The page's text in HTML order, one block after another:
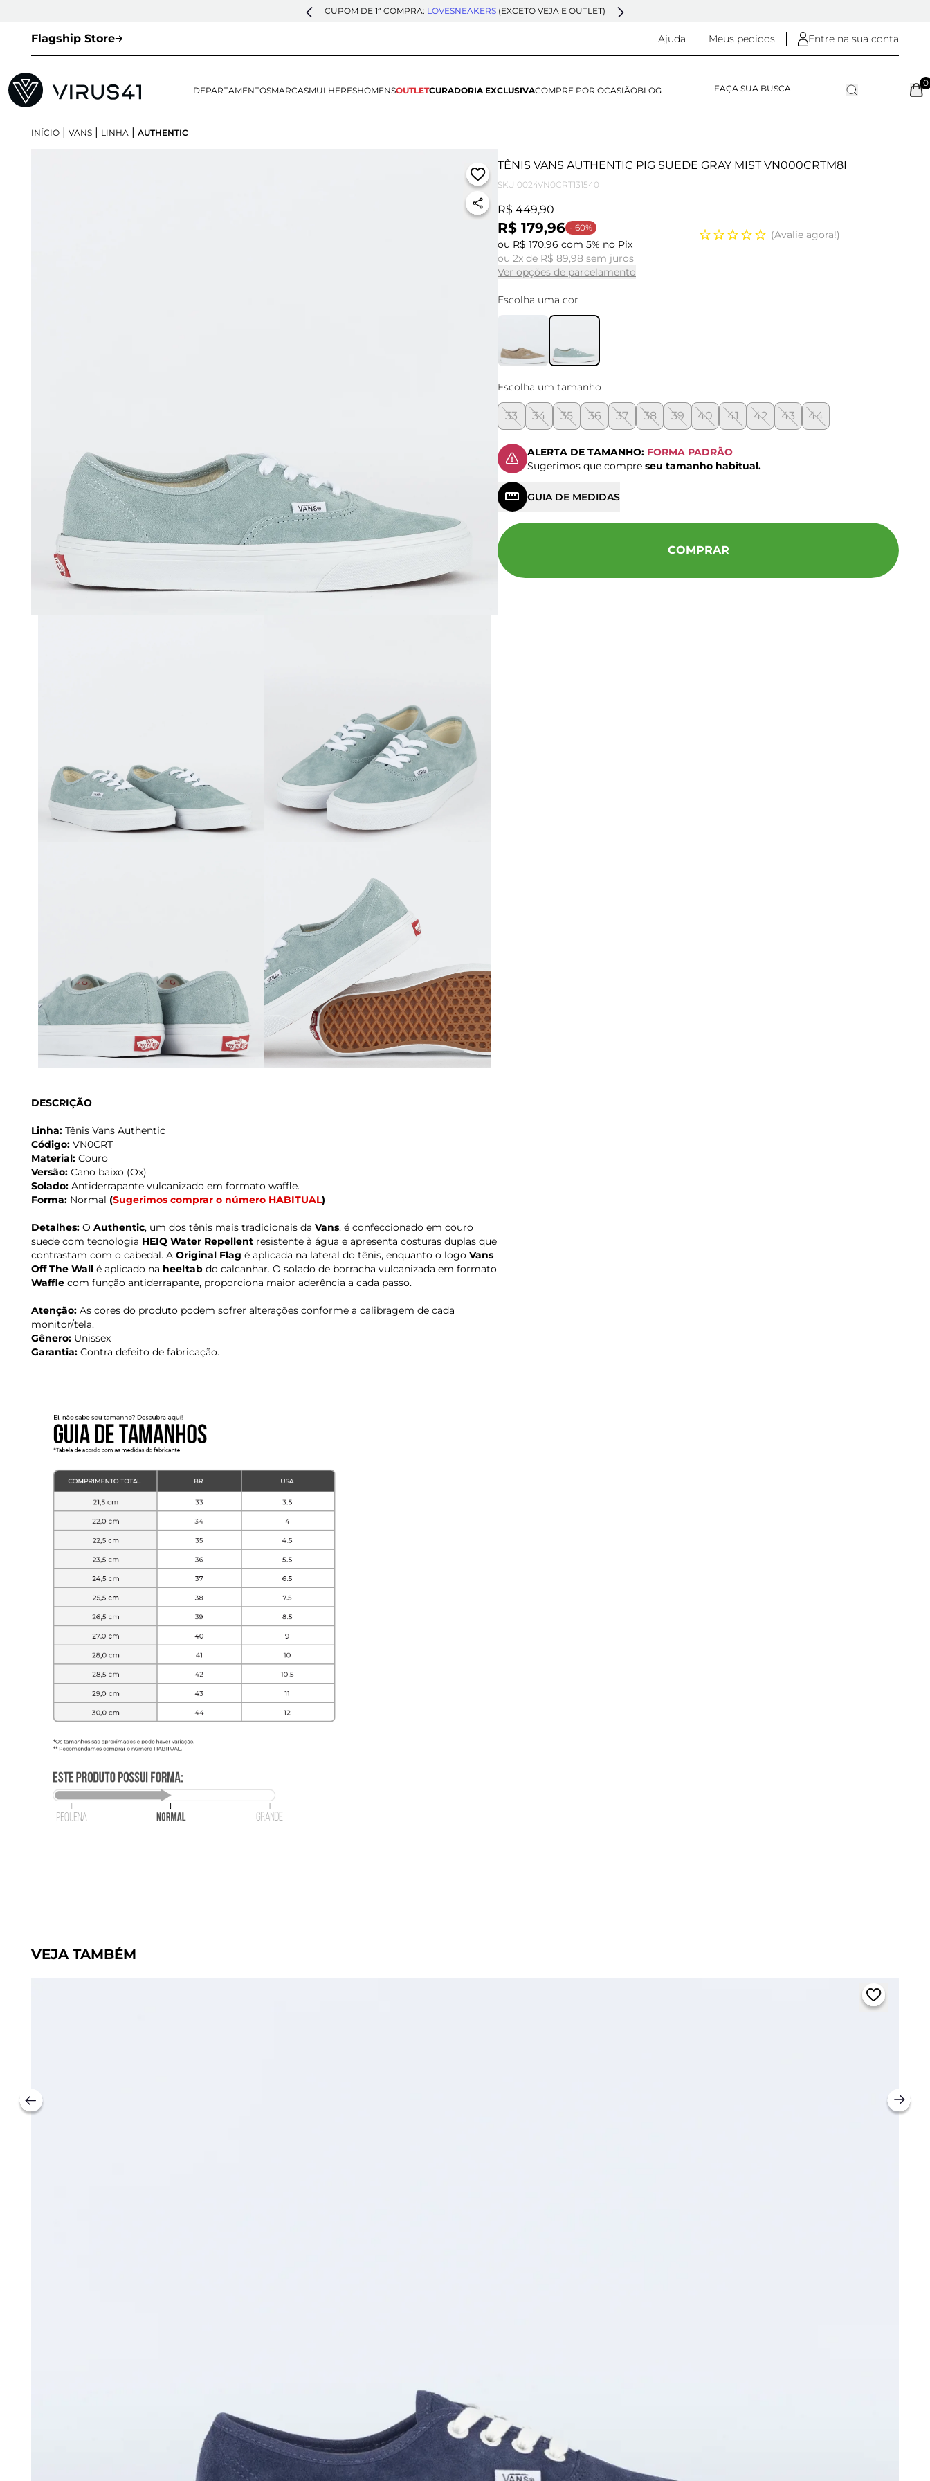
CUPOM DE 1ª COMPRA: LOVESNEAKERS (EXCETO VEJA E OUTLET)
Flagship Store Ajuda Meus pedidos Entre na sua conta
DEPARTAMENTOSMARCASMULHERESHOMENSOUTLETCURADORIA EXCLUSIVACOMPRE POR OCASIÃOBLOG
0
INÍCIO | VANS | LINHA | AUTHENTIC
DESCRIÇÃO
Linha: Tênis Vans Authentic
Código: VN0CRT
Material: Couro
Versão: Cano baixo (Ox)
Solado: Antiderrapante vulcanizado em formato waffle.
Forma: Normal (Sugerimos comprar o número HABITUAL)
Detalhes: O Authentic, um dos tênis mais tradicionais da Vans, é confeccionado em couro
suede com tecnologia HEIQ Water Repellent resistente à água e apresenta costuras duplas que
contrastam com o cabedal. A Original Flag é aplicada na lateral do tênis, enquanto o logo Vans
Off The Wall é aplicado na heeltab do calcanhar. O solado de borracha vulcanizada em formato
Waffle com função antiderrapante, proporciona maior aderência a cada passo.
Atenção: As cores do produto podem sofrer alterações conforme a calibragem de cada
monitor/tela.
Gênero: Unissex
Garantia: Contra defeito de fabricação.
TÊNIS VANS AUTHENTIC PIG SUEDE GRAY MIST VN000CRTM8I
SKU 0024VN0CRT131540
R$ 449,90
R$ 179,96 - 60%
ou R$ 170,96 com 5% no Pix
ou 2x de R$ 89,98 sem juros
Ver opções de parcelamento
Avalie agora!
Escolha uma cor
Escolha um tamanho
33 34 35 36 37 38 39 40 41 42 43 44
ALERTA DE TAMANHO: FORMA PADRÃO
Sugerimos que compre seu tamanho habitual.
GUIA DE MEDIDAS
COMPRAR
VEJA TAMBÉM